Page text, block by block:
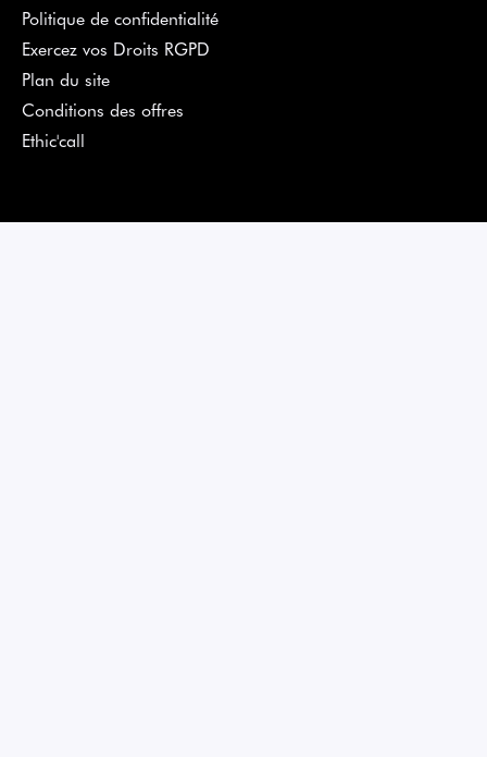
Politique de confidentialité
Exercez vos Droits RGPD
Plan du site
Conditions des offres
Ethic'call